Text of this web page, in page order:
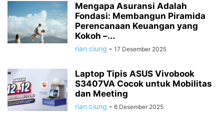
Mengapa Asuransi Adalah
Fondasi: Membangun Piramida
Perencanaan Keuangan yang
Kokoh –...
rian ciung - 17 Desember 2025
Laptop Tipis ASUS Vivobook
S3407VA Cocok untuk Mobilitas
dan Meeting
rian ciung - 6 Desember 2025